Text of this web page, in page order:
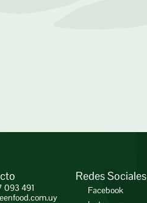
093 491
Redes Sociales
Facebook